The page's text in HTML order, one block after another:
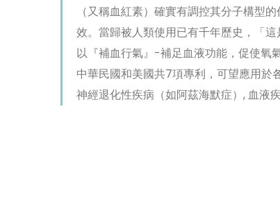
（又稱血紅素）確實有調控其分子構型
效。當歸被人類使用已有千年歷史，「
以『補血行氣』-補足血液功能，促使氧
中華民國和美國共7項專利，可望應用於
神經退化性疾病（如阿茲海默症）, 血液